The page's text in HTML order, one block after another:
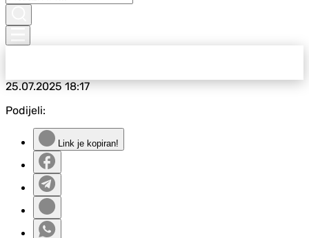
25.07.202518:17
Podijeli:
Link je kopiran!